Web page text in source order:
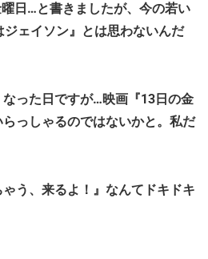
日…と書きましたが、今の若い
ェイソン』とは思わないんだ
った日ですが…映画『13日の金
っしゃるのではないかと。私だ
ゃう、来るよ！』なんてドキドキ